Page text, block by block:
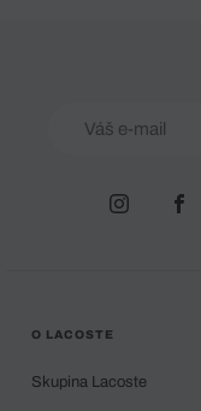
O LACOSTE
Skupina Lacoste